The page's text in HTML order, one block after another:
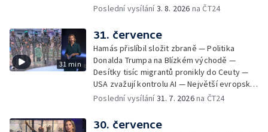
Su Ťij — Evropu sužují požáry — Na Borneu
Poslední vysílání3. 8. 2026 na ČT24
31 min
31. července
Hamás přislíbil složit zbraně — Politika
Donalda Trumpa na Blízkém východě —
Desítky tisíc migrantů pronikly do Ceuty —
USA zvažují kontrolu AI — Největší evropské
toky vysychají
Poslední vysílání31. 7. 2026na ČT24
30. července